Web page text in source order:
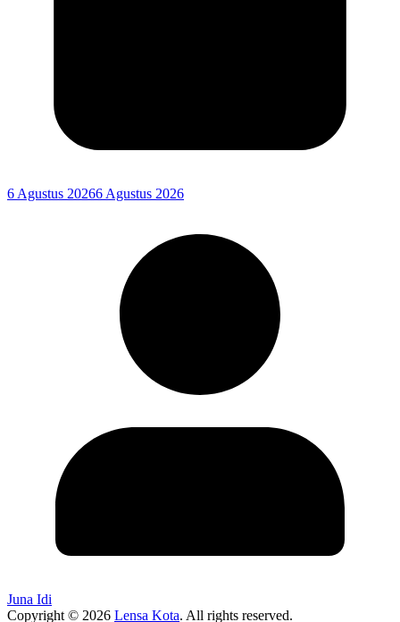
6 Agustus 20266 Agustus 2026
Juna Idi
Copyright © 2026 Lensa Kota. All rights reserved.